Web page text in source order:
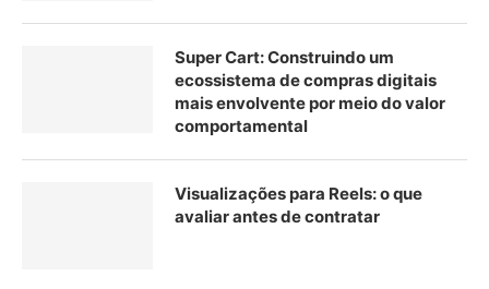
Super Cart: Construindo um
ecossistema de compras digitais
mais envolvente por meio do valor
comportamental
Visualizações para Reels: o que
avaliar antes de contratar